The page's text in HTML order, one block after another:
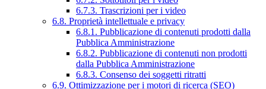
6.7.3. Trascrizioni per i video
6.8. Proprietà intellettuale e privacy
6.8.1. Pubblicazione di contenuti prodotti dalla
Pubblica Amministrazione
6.8.2. Pubblicazione di contenuti non prodotti
dalla Pubblica Amministrazione
6.8.3. Consenso dei soggetti ritratti
6.9. Ottimizzazione per i motori di ricerca (SEO)